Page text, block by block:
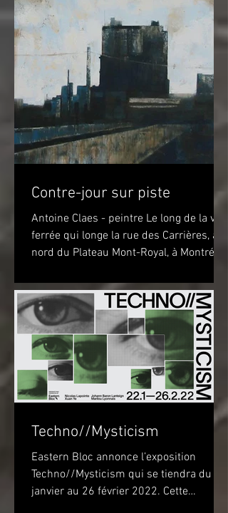
Contre-jour sur piste
Antoine Claes - peintre Le long de la voie
ferrée qui longe la rue des Carrières, au
nord du Plateau Mont-Royal, à Montréal,
Techno//Mysticism
Eastern Bloc annonce l’exposition
Techno//Mysticism qui se tiendra du 22
janvier au 26 février 2022. Cette